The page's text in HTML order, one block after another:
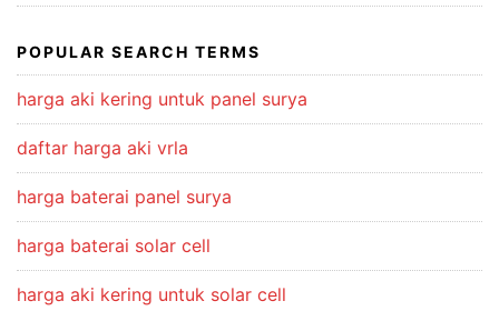
price
was:
Rp6,950,000.00.
price
Rp6,700,000.00.
POPULAR SEARCH TERMS
harga aki kering untuk panel surya
daftar harga aki vrla
harga baterai panel surya
harga baterai solar cell
harga aki kering untuk solar cell